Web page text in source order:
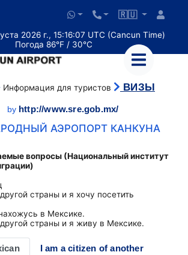
🇷🇺
2026 г., 15:16:08 UTC (Cancun Time)
Погода 86°F / 30°C
Информация для туристов ВИЗЫ
by http://www.sre.gob.mx/
АЭРОПОРТ КАНКУНА
вопросы (Национальный институт
страны и я хочу посетить
в Мексике.
страны и я живу в Мексике.
I am a citizen of another